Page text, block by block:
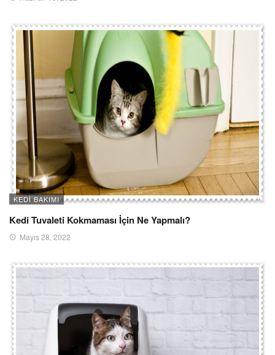
KEDI BAKIMI
Kedi Tuvaleti Kokmaması İçin Ne Yapmalı?
Mayıs 28, 2022